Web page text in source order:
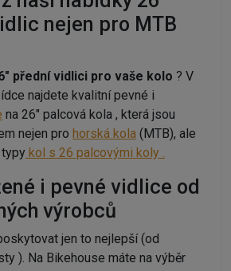
nejen pro MTB
přední vidlici pro vaše kolo ? V
najdete kvalitní pevné i
na 26" palcová kola , která jsou
nejen pro horská kola (MTB), ale
kol s 26 palcovými koly .
i pevné vidlice od
výrobců
jen to nejlepší (od
). Na Bikehouse máte na výběr